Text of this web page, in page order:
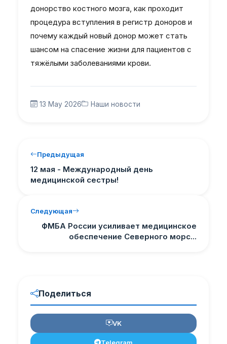
донорство костного мозга, как проходит
процедура вступления в регистр доноров и
почему каждый новый донор может стать
шансом на спасение жизни для пациентов с
тяжёлыми заболеваниями крови.
13 May 2026 Наши новости
Предыдущая
12 мая - Международный день
медицинской сестры!
Следующая
ФМБА России усиливает медицинское
обеспечение Северного морс...
Поделиться
VK
Telegram